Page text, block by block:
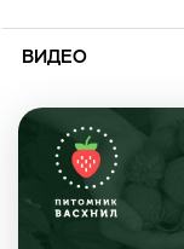
ВИДЕО